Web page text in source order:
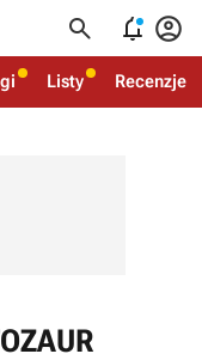
  
Listy Recenzje